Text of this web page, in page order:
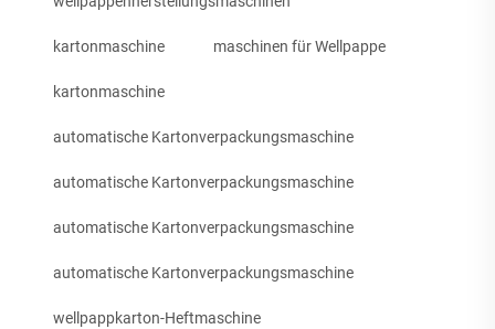
kartonmaschine maschinen für Wellpappe
kartonmaschine
automatische Kartonverpackungsmaschine
automatische Kartonverpackungsmaschine
automatische Kartonverpackungsmaschine
automatische Kartonverpackungsmaschine
wellpappkarton-Heftmaschine